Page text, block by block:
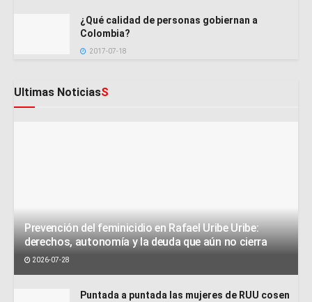
¿Qué calidad de personas gobiernan a
Colombia?
2017-07-18
Ultimas NoticiasS
Prevención del feminicidio en Rafael Uribe Uribe:
derechos, autonomía y la deuda que aún no cierra
2026-07-28
Puntada a puntada las mujeres de RUU cosen